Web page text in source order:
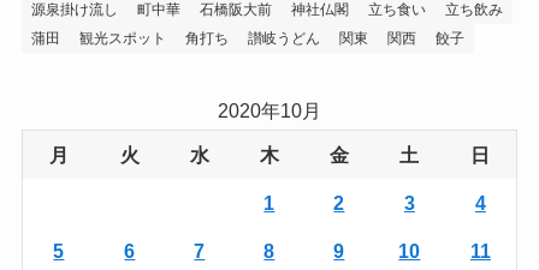
源泉掛け流し
町中華 石橋阪大前 神社仏閣 立ち食い
立ち飲み
蒲田
観光スポット 角打ち 讃岐うどん 関東 関西 餃子
2020年10月
月 火 水 木 金 土 日
1 2 3 4
5 6 7 8 9 10 11